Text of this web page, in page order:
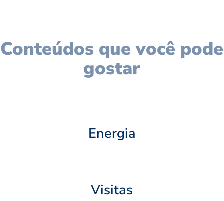
Conteúdos que você pode
gostar
Energia
Visitas